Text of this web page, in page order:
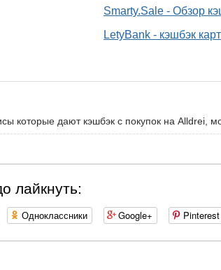
Smarty.Sale - Обзор
LetyBank - кэшбэк
которые дают кэшбэк с покупок на Alldrei,
лайкнуть:
Одноклассники Google+ Pinterest